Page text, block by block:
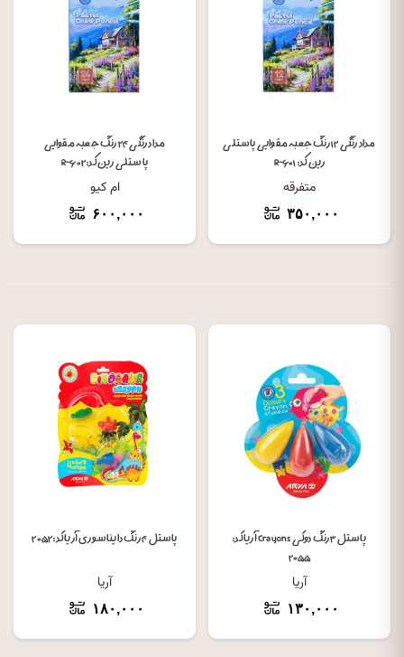
مداد رنگی ۱۲ رنگ جعبه مقوایی پاستلی
رین کد: R-۶۰۱
متفرقه
۳۵۰,۰۰۰
مداد رنگی ۲۴ رنگ جعبه مقوایی
پاستلی رین کد: R-۶۰۲
ام کیو
۶۰۰,۰۰۰
پاستل ۳ رنگ دوکی Crayons آریا کد:
۲۰۵۵
آریا
۱۳۰,۰۰۰
پاستل ۴ رنگ دایناسوری آریا کد: ۲۰۵۲
آریا
۱۸۰,۰۰۰